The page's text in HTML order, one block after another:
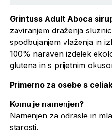
Grintuss Adult Aboca
zaviranjem draženja
spodbujanjem vlaženja in
100% naraven izdelek
glutena in s prijetnim
Primerno za osebe s
Komu je namenjen?
Namenjen za odrasle in
starosti.